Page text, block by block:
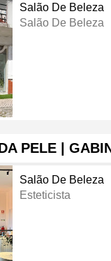
Salão De Beleza
Salão De Beleza
PELE |
Salão De Beleza
Esteticista